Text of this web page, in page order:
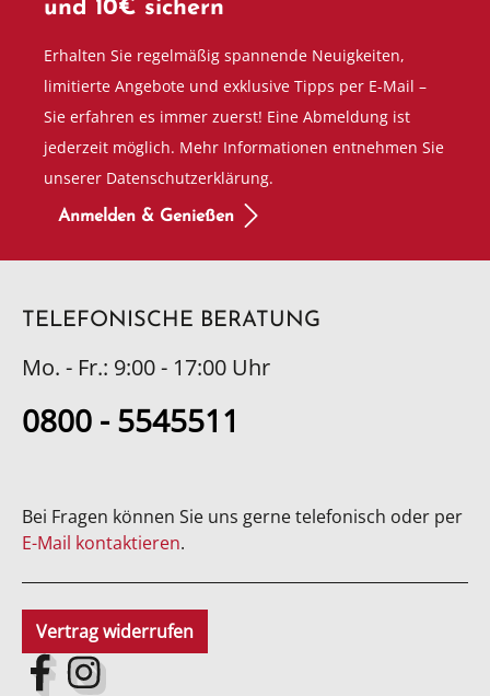
und 10€ sichern
Erhalten Sie regelmäßig spannende Neuigkeiten,
limitierte Angebote und exklusive Tipps per E-Mail –
Sie erfahren es immer zuerst! Eine Abmeldung ist
jederzeit möglich. Mehr Informationen entnehmen Sie
unserer Datenschutzerklärung.
Anmelden & Genießen
TELEFONISCHE BERATUNG
Mo. - Fr.: 9:00 - 17:00 Uhr
0800 - 5545511
Bei Fragen können Sie uns gerne telefonisch oder per
E-Mail kontaktieren.
Vertrag widerrufen